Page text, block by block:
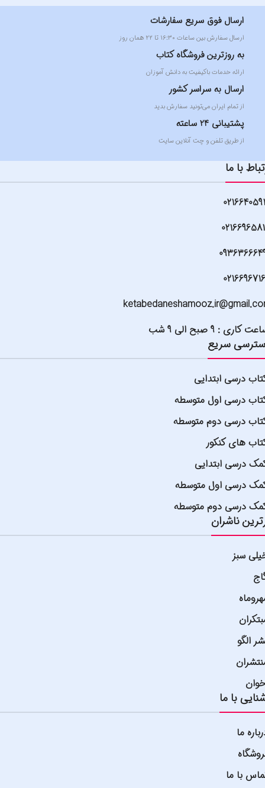
ارسال فوق سریع سفارشات
ارسال سفارش بین ساعات ۱۶:۳۰ تا ۲۲ همان روز
به روزترین فروشگاه کتاب
ارائه خدمات باکیفیت به دانش آموزان
ارسال به سراسر کشور
از تمام ایران می‌تونید سفارش بدید
پشتیبانی 24 ساعته
از طریق تلفن و چت آنلاین سایت
با ما
کاری : 9 صبح الی 9 شب
سریع
درسی ابتدایی
درسی اول متوسطه
درسی دوم متوسطه
های کنکور
درسی ابتدایی
درسی اول متوسطه
درسی دوم متوسطه
ناشران
سبز
الگو
با ما
ما
با ما